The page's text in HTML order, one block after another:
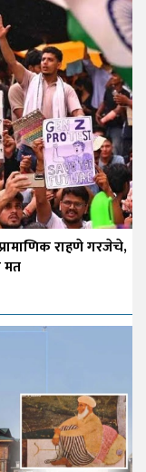
राहणे गरजेचे,
मत